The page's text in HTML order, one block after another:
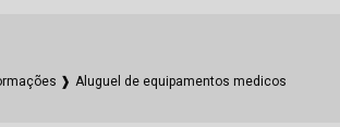
❱ Aluguel de equipamentos medicos